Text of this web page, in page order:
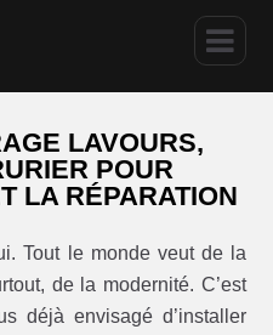
LAVOURS,
POUR
LA RÉPARATION
Tout le monde veut de la
de la modernité. C’est
déjà envisagé d’installer